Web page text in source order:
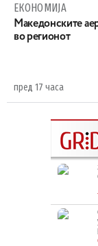
ЕКОНОМИЈА
Maкедонските
во регионот
пред 17 часа